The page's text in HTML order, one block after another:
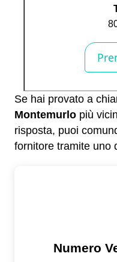
Se hai provato a
Montemurlo più
risposta, puoi
fornitore tramite uno